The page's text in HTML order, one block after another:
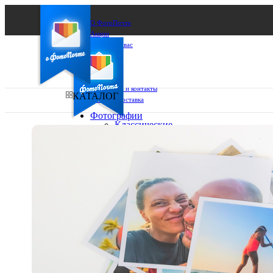
О ФотоПочте
Акции
Сделаем за вас
Бизнесу
FAQ
Франшиза
Поддержка и контакты
Оплата и доставка
Выберите из списка:
КАТАЛОГ
Фотографии
Классические
10х15
15х15
15х20
20х20
20х30
30х30
30х40
Фото
в